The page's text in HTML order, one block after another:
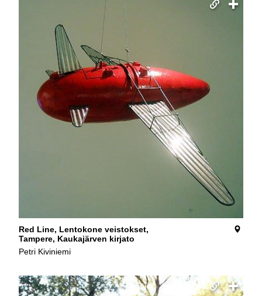
Red Line, Lentokone veistokset,
Tampere, Kaukajärven kirjato
Petri Kiviniemi